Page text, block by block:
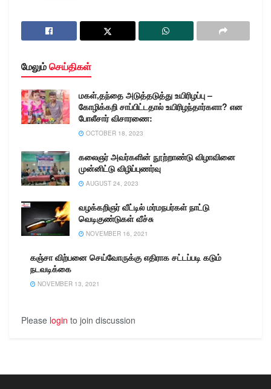
மேலும்செய்திகள்
மகள்,தந்தை அடுத்தடுத்து உயிரிழப்பு –
கோழிக்கறி சாப்பிட்டதால் உயிரிழந்தார்களா? என
போலீசார் விசாரணை:
OCTOBER 18, 2023
கலைஞர் அவர்களின் நூற்றாண்டு விழாவினை
முன்னிட்டு விழிப்புணர்வு
AUGUST 24, 2023
வழக்கறிஞர் வீட்டில் மர்மநபர்கள் நாட்டு
வெடிகுண்டுகள் வீச்சு
NOVEMBER 16, 2021
கஞ்சா விற்பனை செய்வோருக்கு எதிராக சட்டப்படி கடும்
நடவடிக்கை
NOVEMBER 13, 2021
Please login to join discussion